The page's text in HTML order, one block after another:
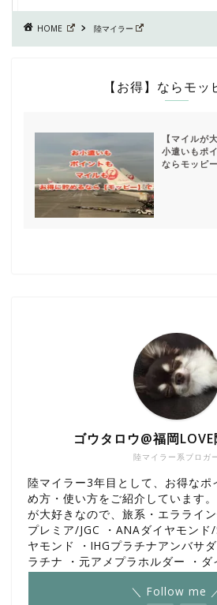
HOME 陸マイラー
【お得】ならモッ
【マイルが
小遣いもポ
ならモッピ
陸マイラー系ブロガ
ゴウタロウ@福岡
陸マイラー3年目として、お得なポ
め方・使い方をご紹介しています
が大好きなので、旅系・エラライ
プレミア/JGC ・ANAダイヤモンド
ヤモンド ・IHGプラチナアンバサ
ラチナ ・元アメプラホルダー ・ダ
＼ Follow me